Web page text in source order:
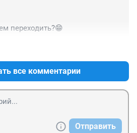
переходить?😁
все комментарии
Отправить